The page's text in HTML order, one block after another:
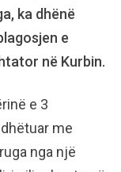
ka dhënë
e
në Kurbin.
e 3
me
nga një